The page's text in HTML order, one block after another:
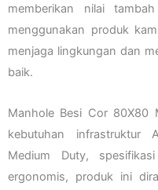
memberikan nilai
menggunakan produk
menjaga lingkungan dan
baik.
Manhole Besi Cor 80X80
kebutuhan infrastruktur
Medium Duty,
ergonomis, produk ini